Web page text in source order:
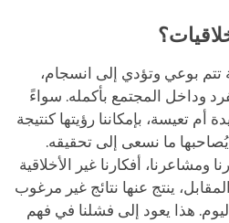
تتم بوعي وتؤدي إلى انسجام،
وداخل المجتمع بأكمله. سواءً
تعيسة، بإمكاننا رؤيتها كنتيجة
يُصاحبها ما نسعى إلى تحقيقه.
ومشاعرنا، أفكارنا غير الأخلاقية
ينتج عنها نتائج غير مرغوب
هذا يعود إلى فشلنا في فهم